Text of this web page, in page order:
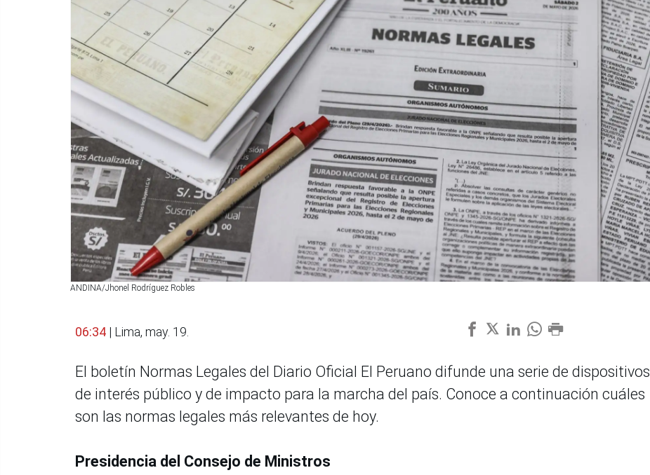
ANDINA/Jhonel Rodríguez Robles
06:34 | Lima, may. 19.
El boletín Normas Legales del Diario Oficial El Peruano difunde una serie de dispositivos
de interés público y de impacto para la marcha del país. Conoce a continuación cuáles
son las normas legales más relevantes de hoy.
Presidencia del Consejo de Ministros